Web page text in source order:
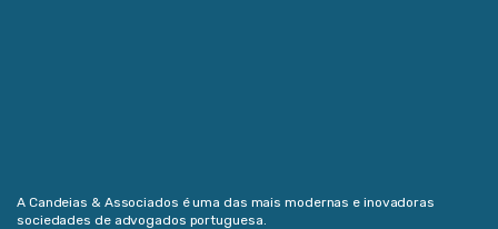
A Candeias & Associados é uma das mais modernas e inovadoras
sociedades de advogados portuguesa.